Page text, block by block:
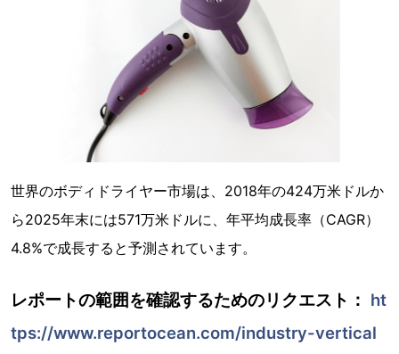
世界のボディドライヤー市場は、2018年の424万米ドルか
ら2025年末には571万米ドルに、年平均成長率（CAGR）
4.8%で成長すると予測されています。
レポートの範囲を確認するためのリクエスト： ht
tps://www.reportocean.com/industry-vertical